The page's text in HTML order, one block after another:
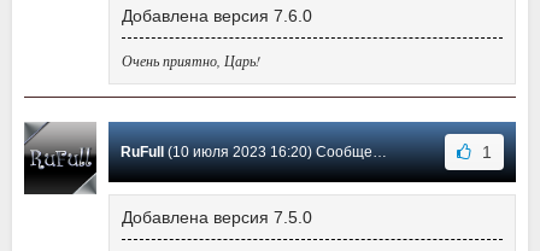
Добавлена версия 7.6.0
Очень приятно, Царь!
RuFull (10 июля 2023 16:20) Сообщение #2 1
Добавлена версия 7.5.0